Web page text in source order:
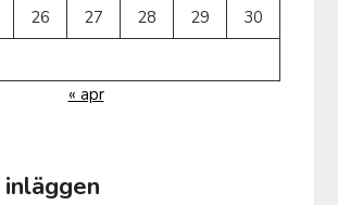
26 27 28 29
30
« apr